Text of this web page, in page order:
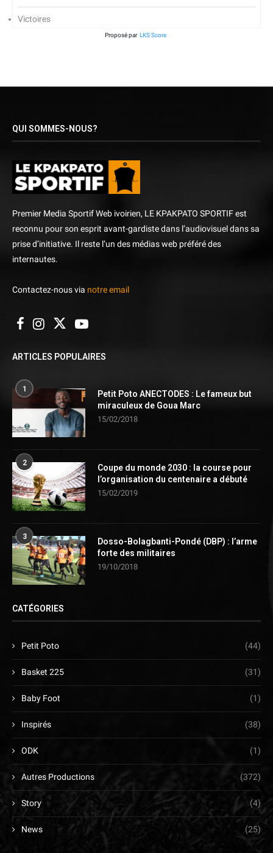
Victoires
Proposé par LKS Score
QUI SOMMES-NOUS?
Premier Media Sportif Web ivoirien, LE KPAKPATO SPORTIF est
reconnu pour son esprit avant-gardiste dans l’audiovisuel dans sa
prise d’initiative. Il reste l’un des médias web préféré des
internautes.
Contactez-nous via notre email
ARTICLES POPULAIRES
1
Petit Poto ANECTODES : Le fameux but
miraculeux de Goua Marc
15/02/2018
2
Coupe du monde 2030 : la course pour
l’organisation du centenaire a débuté
15/02/2019
3
Dosso-Bolagbanti-Pondé (DBP) : l’arme
forte des militaires
19/10/2018
CATÉGORIES
Petit Poto (44)
Basket 225 (31)
Baby Foot (1)
Inspirés (38)
ODK (1)
Autres Productions (372)
Story (4)
News (25)